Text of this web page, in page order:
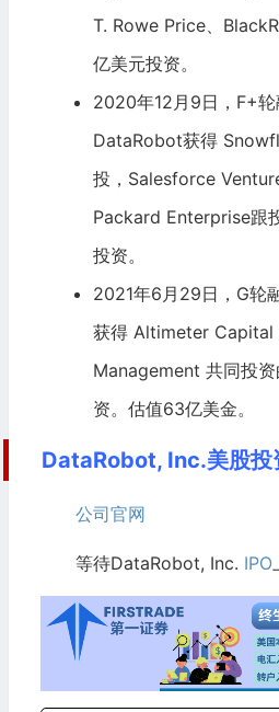
T. Rowe Price、
亿美元投资。
2020年12月9日，F+轮
DataRobot获得
投， Salesforce
Packard Enterprise跟
投资。
2021年6月29日，G轮
获得 Altimeter Capital
Management 共同投
资。估值63亿美金。
DataRobot, Inc.美股投
公司官网
等待DataRobot, Inc. IPO